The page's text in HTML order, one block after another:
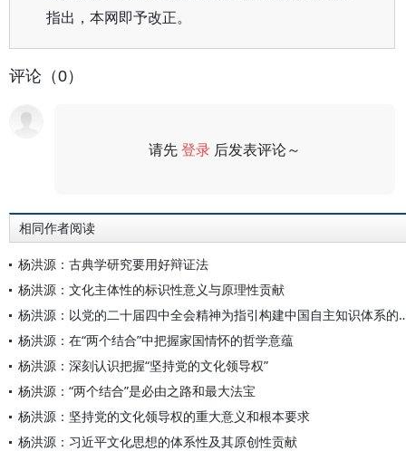
指出，本网即予改正。
评论（0）
请先登录 后发表评论～
相同作者阅读
杨洪源：古典学研究要用好辩证法
杨洪源：文化主体性的标识性意义与原理性贡献
杨洪源：以党的二十届四中全
杨洪源：在“两个结合”中把握家国情怀的哲学意蕴
杨洪源：深刻认识把握“坚持党的文化领导权”
杨洪源：“两个结合”是必由之路和最大法宝
杨洪源：坚持党的文化领导权的重大意义和根本要求
杨洪源：习近平文化思想的体系性及其原创性贡献